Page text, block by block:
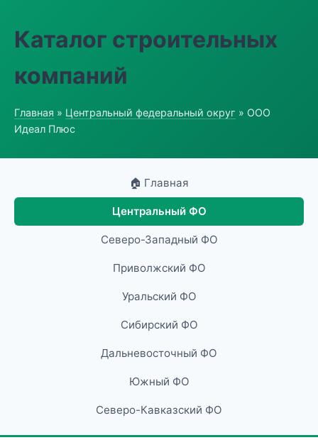
Каталог строительных
компаний
Главная » Центральный федеральный округ » ООО
Идеал Плюс
🏠 Главная
Центральный ФО
Северо-Западный ФО
Приволжский ФО
Уральский ФО
Сибирский ФО
Дальневосточный ФО
Южный ФО
Северо-Кавказский ФО